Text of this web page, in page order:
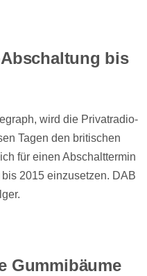
bis
wird die Privatradio-
Tagen den britischen
für einen Abschalttermin
2015 einzusetzen. DAB
Gummibäume